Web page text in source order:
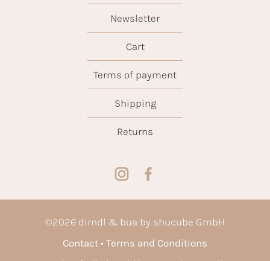
Newsletter
Cart
Terms of payment
Shipping
Returns
©2026 dirndl & bua by shucube GmbH
Contact
Terms and Conditions